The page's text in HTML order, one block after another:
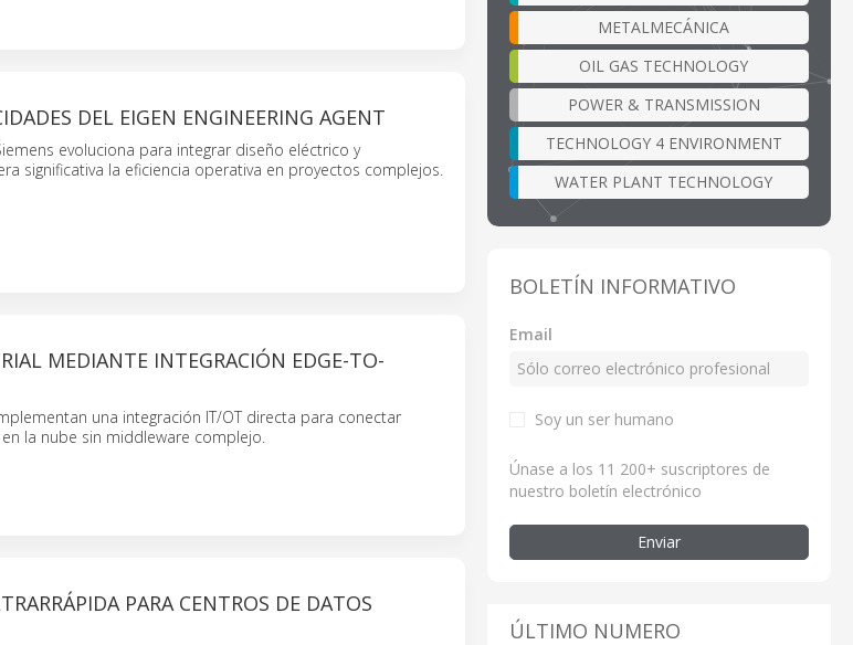
DEL EIGEN ENGINEERING AGENT
evoluciona para integrar diseño eléctrico y
significativa la eficiencia operativa en proyectos complejos.
MEDIANTE INTEGRACIÓN EDGE-TO-
una integración IT/OT directa para conectar
la nube sin middleware complejo.
PARA CENTROS DE DATOS
METALMECÁNICA
OIL GAS TECHNOLOGY
POWER & TRANSMISSION
TECHNOLOGY 4 ENVIRONMENT
WATER PLANT TECHNOLOGY
BOLETÍN INFORMATIVO
Email
Soy un ser humano
Únase a los 11 200+ suscriptores de
nuestro boletín electrónico
Enviar
ÚLTIMO NUMERO